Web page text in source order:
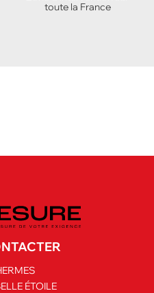
toute la France
ÉTOILE